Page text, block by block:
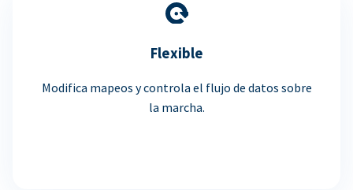
Flexible
Modifica mapeos y controla el flujo de datos sobre
la marcha.